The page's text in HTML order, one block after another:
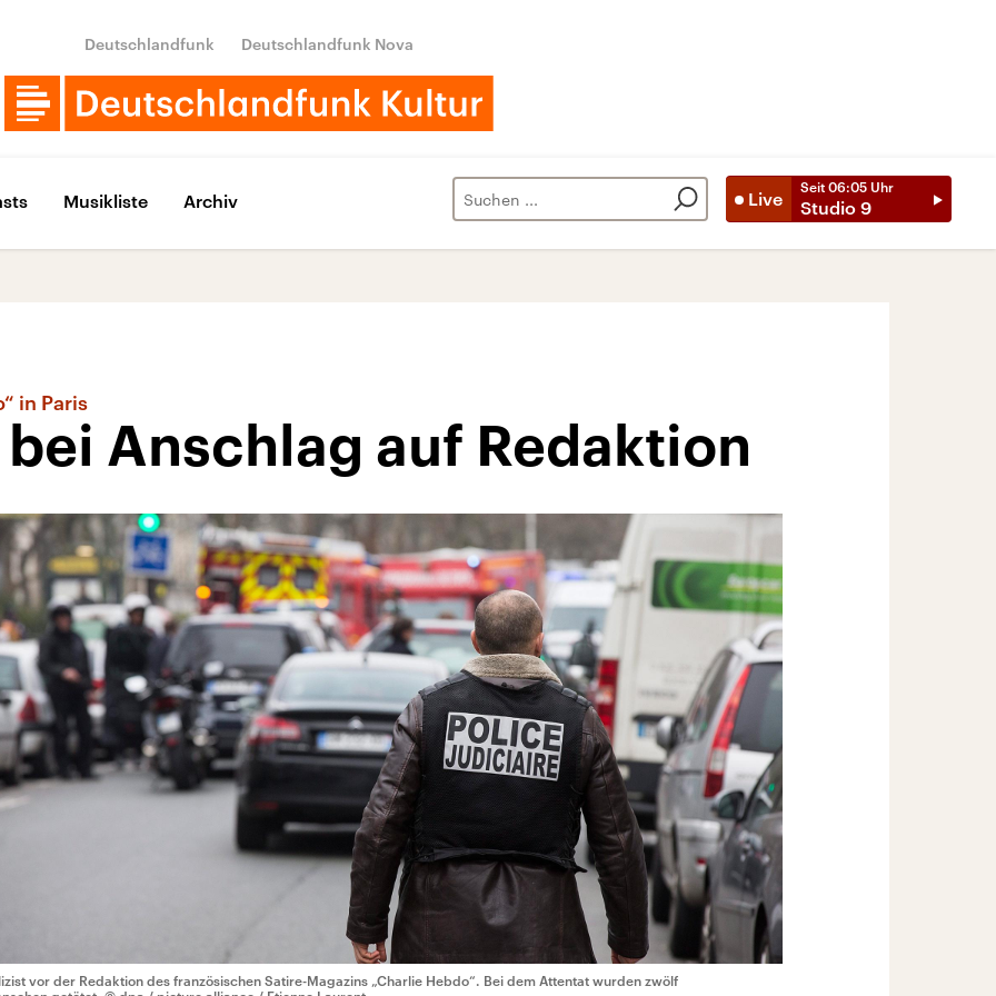
Deutschlandfunk Deutschlandfunk Nova
Live
Seit 06:05 Uhr
Studio 9
Musikliste Archiv
in Paris
Anschlag auf Redaktion
vor der Redaktion des französischen Satire-Magazins „Charlie Hebdo“. Bei dem Attentat wurden zwölf